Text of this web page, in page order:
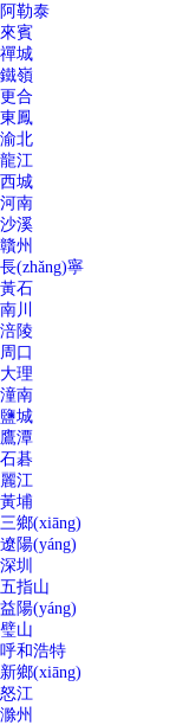
阿勒泰
來賓
禪城
鐵嶺
更合
東鳳
渝北
龍江
西城
河南
沙溪
贛州
長(zhǎng)寧
黃石
南川
涪陵
周口
大理
潼南
鹽城
鷹潭
石碁
麗江
黃埔
三鄉(xiāng)
遼陽(yáng)
深圳
五指山
益陽(yáng)
璧山
呼和浩特
新鄉(xiāng)
怒江
滁州